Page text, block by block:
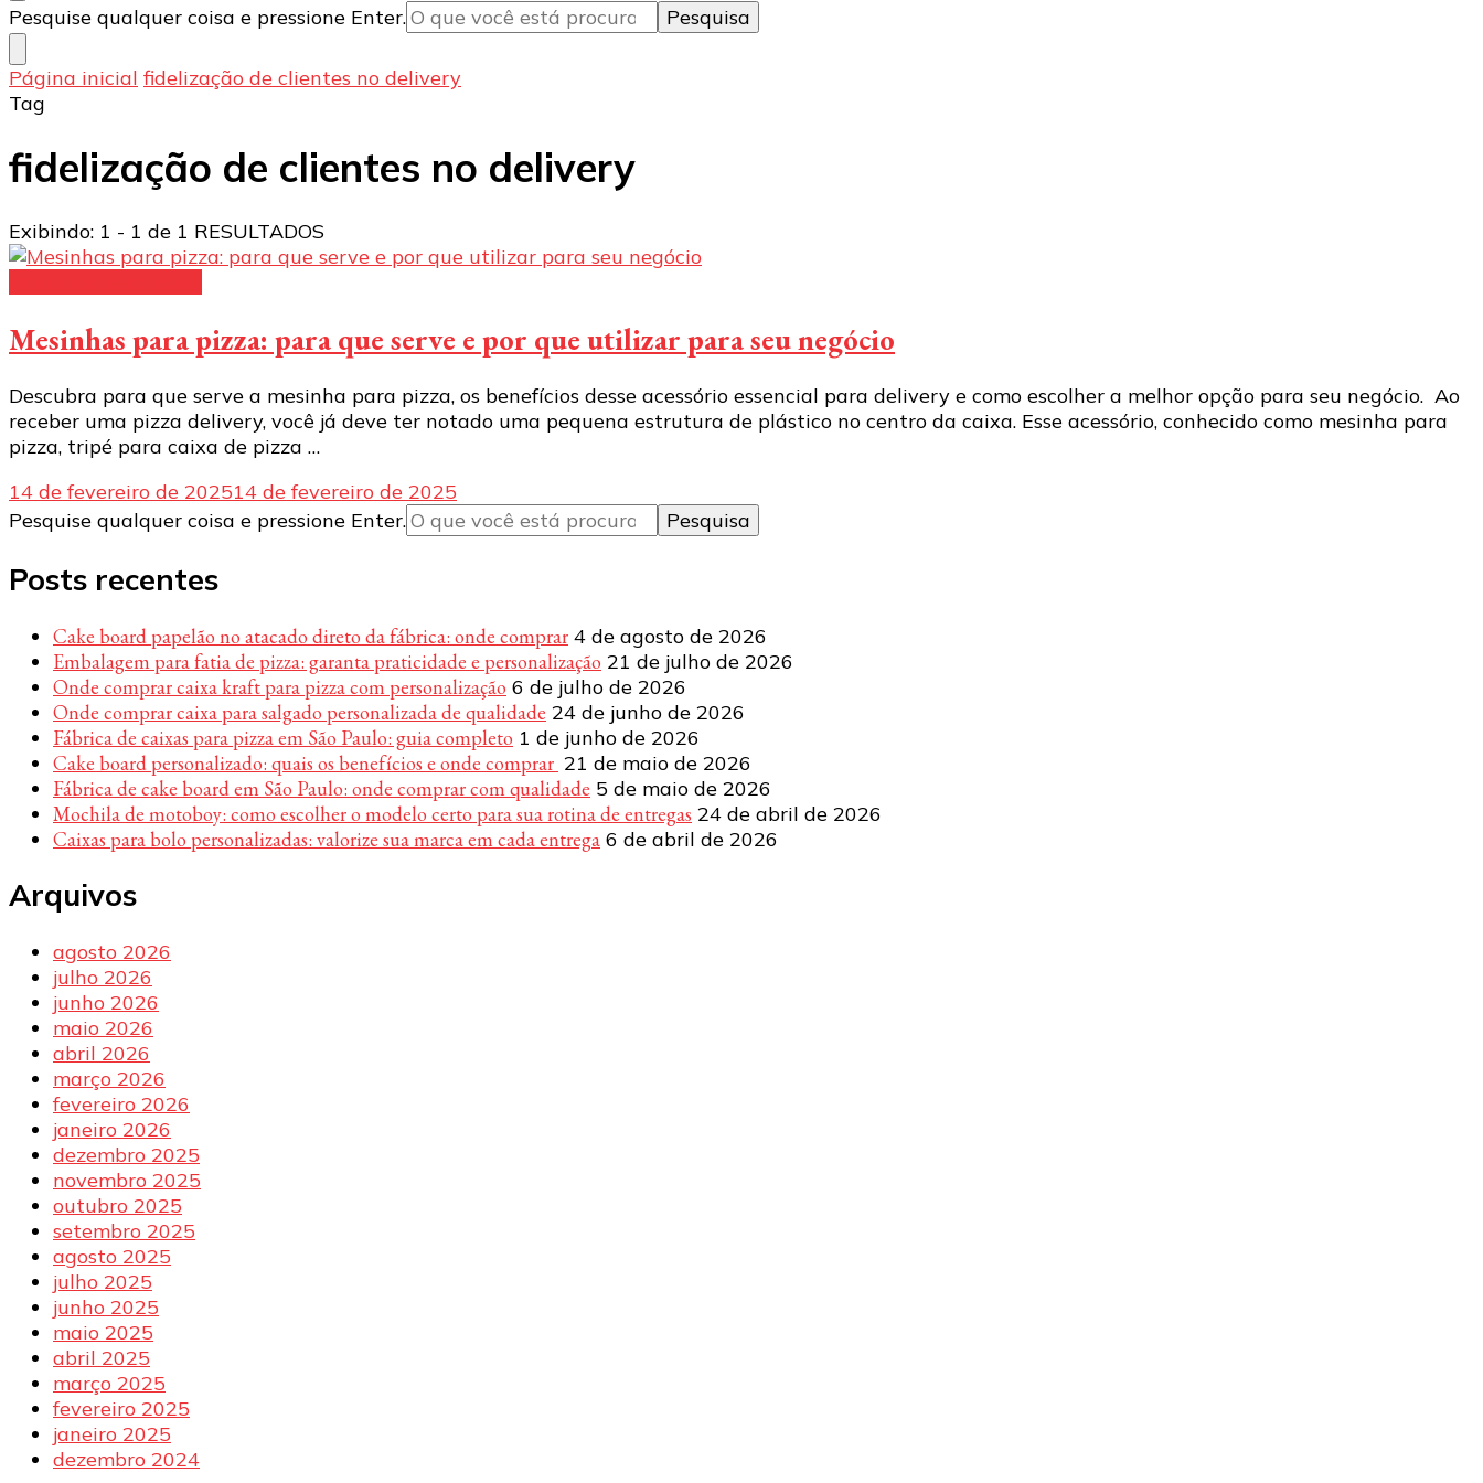
Procurando
algo?
Pesquise qualquer coisa e pressione Enter.
Página inicial fidelização de clientes no delivery
Tag
fidelização de clientes no delivery
Exibindo: 1 - 1 de 1 RESULTADOS
Mesinhas para pizza: para que serve e por que utilizar para seu negócio
Descubra para que serve a mesinha para pizza, os benefícios desse acessório essencial para delivery e como escolher a melhor opção para seu negócio. Ao
receber uma pizza delivery, você já deve ter notado uma pequena estrutura de plástico no centro da caixa. Esse acessório, conhecido como mesinha para
pizza, tripé para caixa de pizza …
14 de fevereiro de 202514 de fevereiro de 2025
Procurando
Pesquise qualquer coisa e pressione Enter.
Posts recentes
Cake board papelão no atacado direto da fábrica: onde comprar 4 de agosto de 2026
Embalagem para fatia de pizza: garanta praticidade e personalização 21 de julho de 2026
Onde comprar caixa kraft para pizza com personalização 6 de julho de 2026
Onde comprar caixa para salgado personalizada de qualidade 24 de junho de 2026
Fábrica de caixas para pizza em São Paulo: guia completo 1 de junho de 2026
Cake board personalizado: quais os benefícios e onde comprar 21 de maio de 2026
Fábrica de cake board em São Paulo: onde comprar com qualidade 5 de maio de 2026
Mochila de motoboy: como escolher o modelo certo para sua rotina de entregas 24 de abril de 2026
Caixas para bolo personalizadas: valorize sua marca em cada entrega 6 de abril de 2026
Arquivos
agosto 2026
julho 2026
junho 2026
maio 2026
abril 2026
março 2026
fevereiro 2026
janeiro 2026
dezembro 2025
novembro 2025
outubro 2025
setembro 2025
agosto 2025
julho 2025
junho 2025
maio 2025
abril 2025
março 2025
fevereiro 2025
janeiro 2025
dezembro 2024